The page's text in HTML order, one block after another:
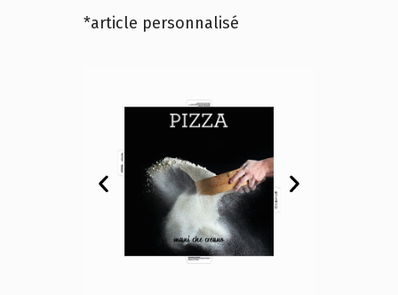
*article personnalisé